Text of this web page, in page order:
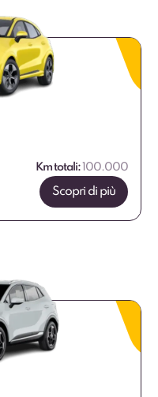
Km totali: 100.000
Scopri di più